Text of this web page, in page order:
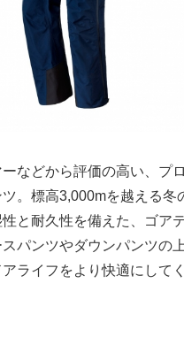
などから評価の高い、プ
。標高3,000mを越える冬
と耐久性を備えた、ゴア
パンツやダウンパンツの
ライフをより快適にして